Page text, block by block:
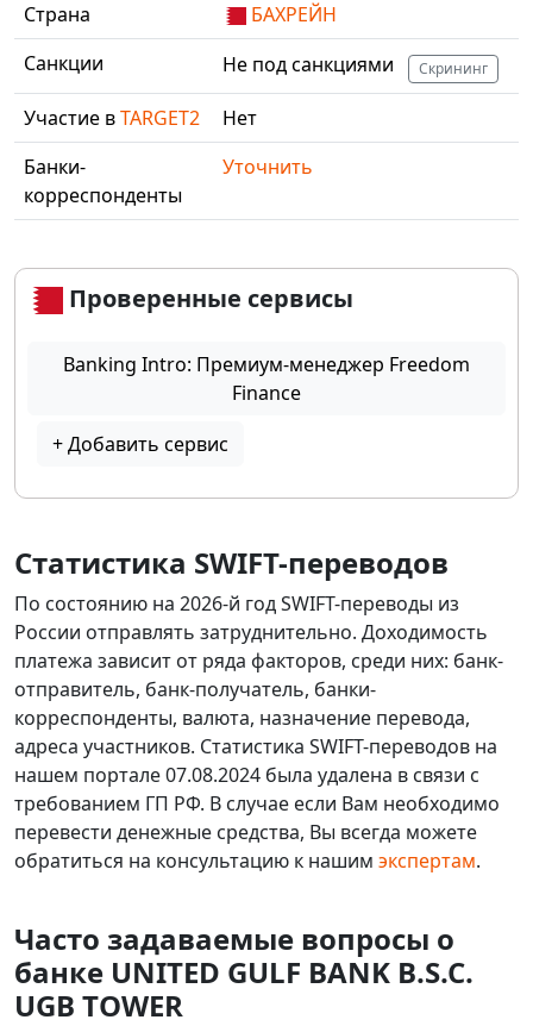
Страна
БАХРЕЙН
Санкции
Не под санкциями Скрининг
Участие вTARGET2
Нет
Банки-
корреспонденты
Уточнить
Проверенные сервисы
Banking Intro: Премиум-менеджер Freedom
Finance
+ Добавить сервис
Статистика SWIFT-переводов
По состоянию на 2026-й год SWIFT-переводы из
России отправлять затруднительно. Доходимость
платежа зависит от ряда факторов, среди них: банк-
отправитель, банк-получатель, банки-
корреспонденты, валюта, назначение перевода,
адреса участников. Статистика SWIFT-переводов на
нашем портале 07.08.2024 была удалена в связи с
требованием ГП РФ. В случае если Вам необходимо
перевести денежные средства, Вы всегда можете
обратиться на консультацию к нашим экспертам.
Часто задаваемые вопросы о
банке UNITED GULF BANK B.S.C.
UGB TOWER